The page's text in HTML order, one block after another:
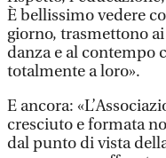
È bellissimo vedere
giorno, trasmettono
danza e al contempo
totalmente a loro».
E ancora:
cresciuto e formata
dal punto di vista